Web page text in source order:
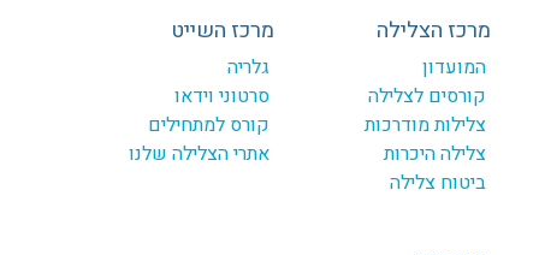
מרכז הצלילה
המועדון
קורסים לצלילה
צלילות מודרכות
צלילה היכרות
ביטוח צלילה
מרכז השייט
גלריה
סרטוני וידאו
קורס למתחילים
אתרי הצלילה שלנו